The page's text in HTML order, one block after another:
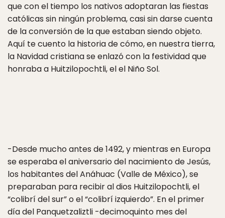
que con el tiempo los nativos adoptaran las fiestas
católicas sin ningún problema, casi sin darse cuenta
de la conversión de la que estaban siendo objeto.
Aquí te cuento la historia de cómo, en nuestra tierra,
la Navidad cristiana se enlazó con la festividad que
honraba a Huitzilopochtli, el el Niño Sol.
-Desde mucho antes de 1492, y mientras en Europa
se esperaba el aniversario del nacimiento de Jesús,
los habitantes del Anáhuac (Valle de México), se
preparaban para recibir al dios Huitzilopochtli, el
“colibrí del sur” o el “colibrí izquierdo”. En el primer
día del Panquetzaliztli -decimoquinto mes del